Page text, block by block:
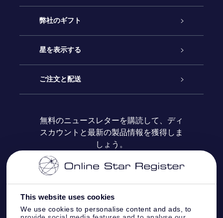
This website uses cookies
We use cookies to personalise content and ads, to
カスタマーサービス
お問い合わせ
ブログ
レビュー
弊社のギフト
Online Starギフト
OSRギフトパック
OSR ギフトカード
法人ギフト
星を表示する
星の登録
カスタマイズされたStar Page
One Million Stars
OSR Starsaver
ご注文と配送
お支払いに関する情報
配送に関する情報
返品ポリシ
無料のニュースレターを購読して、ディ
スカウントと最新の製品情報を獲得しま
しょう。